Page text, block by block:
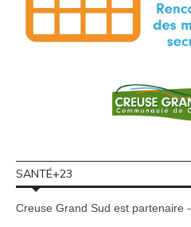
SANTÉ+23
Creuse Grand Sud est partenaire